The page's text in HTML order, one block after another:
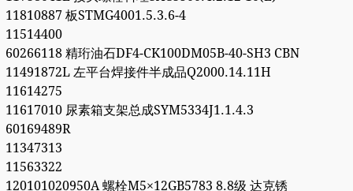
11810887 板STMG4001.5.3.6-4
11514400
60266118 精珩油石DF4-CK100DM05B-40-SH3 CBN
11491872L 左平台焊接件半成品Q2000.14.11H
11614275
11617010 尿素箱支架总成SYM5334J1.1.4.3
60169489R
11347313
11563322
120101020950A 螺栓M5×12GB5783 8.8级 达克锈